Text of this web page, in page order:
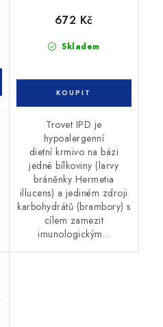
Skladem
672 Kč
Trovet IPD je
hypoalergenní
dietní krmivo na bázi
jedné bílkoviny (larvy
bráněnky Hermetia
illucens) a jediném zdroji
karbohydrátů (brambory) s
cílem zamezit
imunologickým...